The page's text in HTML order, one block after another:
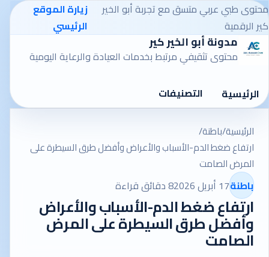
محتوى طبي عربي متسق مع تجربة أبو الخير
كير الرقمية
زيارة الموقع
الرئيسي
مدونة أبو الخير كير
محتوى تثقيفي مرتبط بخدمات العيادة والرعاية اليومية
الرئيسية التصنيفات
الرئيسية/باطنة/
ارتفاع ضغط الدم-الأسباب والأعراض وأفضل طرق السيطرة على
المرض الصامت
باطنة17 أبريل 2026 8 دقائق قراءة
ارتفاع ضغط الدم-الأسباب والأعراض
وأفضل طرق السيطرة على المرض
الصامت